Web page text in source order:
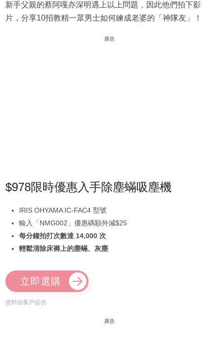
新手父親的蔡阿嘎亦深明遇上以上問題，因此他們拍下影
片，分享10招教精一眾男士如何練成老婆的「神隊友」！
廣告
$978限時優惠入手除塵蟎吸塵機
IRIS OHYAMA IC-FAC4 型號
輸入「NMG002」優惠碼額外減$25
每分鐘拍打次數達 14,000 次
輕鬆清除床褥上的塵蟎、灰塵
立即選購
資料由客戶提供
廣告